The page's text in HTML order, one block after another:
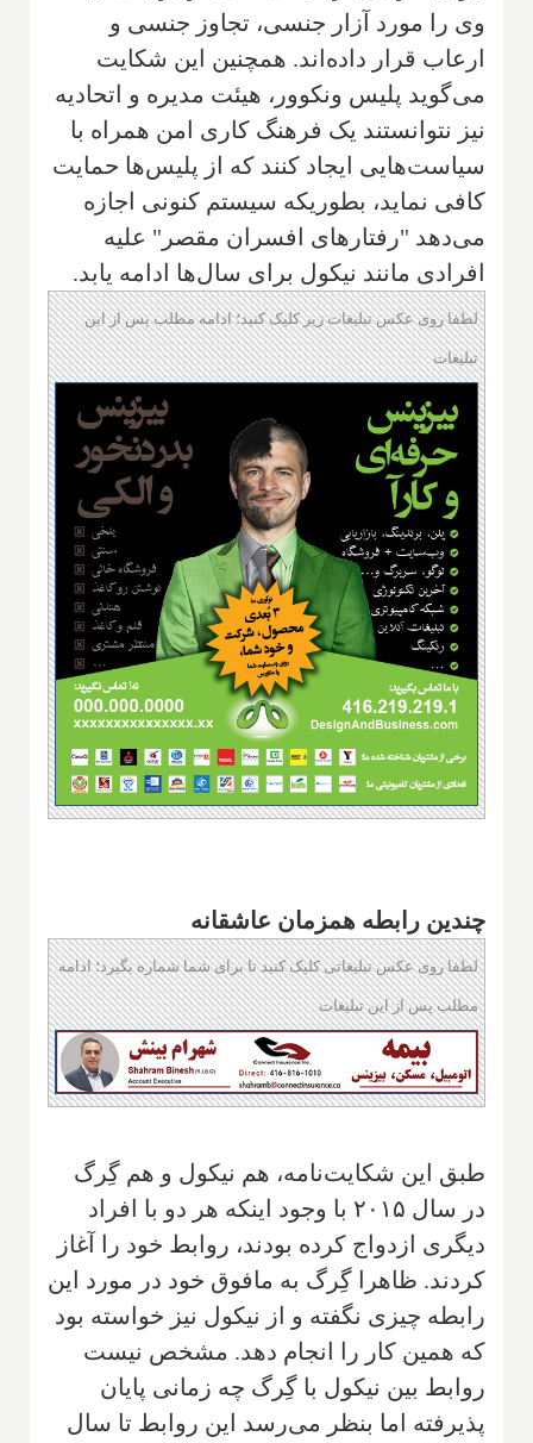
وی را مورد آزار جنسی، تجاوز جنسی و
ارعاب قرار داده‌اند. همچنین این شکایت
می‌گوید پلیس ونکوور، هیئت مدیره و اتحادیه
نیز نتوانستند یک فرهنگ کاری امن همراه با
سیاست‌هایی ایجاد کنند که از پلیس‌ها حمایت
کافی نماید، بطوریکه سیستم کنونی اجازه
می‌دهد "رفتارهای افسران مقصر" علیه
افرادی مانند نیکول برای سال‌ها ادامه یابد.
لطفا روی عکس تبلیغات زیر کلیک کنید؛ ادامه مطلب پس از این
تبلیغات
چندین رابطه همزمان عاشقانه
لطفا روی عکس تبلیغاتی کلیک کنید تا برای شما شماره بگیرد؛ ادامه
مطلب پس از این تبلیغات
طبق این شکایت‌نامه، هم نیکول و هم گِرگ
در سال ۲۰۱۵ با وجود اینکه هر دو با افراد
دیگری ازدواج کرده بودند، روابط خود را آغاز
کردند. ظاهرا گِرگ به مافوق خود در مورد این
رابطه چیزی نگفته و از نیکول نیز خواسته بود
که همین کار را انجام دهد. مشخص نیست
روابط بین نیکول با گِرگ چه زمانی پایان
پذیرفته اما بنظر می‌رسد این روابط تا سال